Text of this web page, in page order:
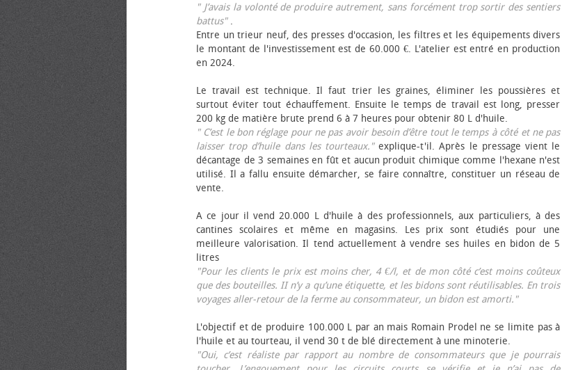
" J’avais la volonté de produire autrement, sans forcément trop sortir des sentiers
battus".
Entre un trieur neuf, des presses d'occasion, les filtres et les équipements divers
le montant de l'investissement est de 60.000 €. L'atelier est entré en production
en 2024.
Le travail est technique. Il faut trier les graines, éliminer les poussières et
surtout éviter tout échauffement. Ensuite le temps de travail est long, presser
200 kg de matière brute prend 6 à 7 heures pour obtenir 80 L d'huile.
" C’est le bon réglage pour ne pas avoir besoin d’être tout le temps à côté et ne pas
laisser trop d’huile dans les tourteaux."explique-t'il. Après le pressage vient le
décantage de 3 semaines en fût et aucun produit chimique comme l'hexane n'est
utilisé. Il a fallu ensuite démarcher, se faire connaître, constituer un réseau de
vente.
A ce jour il vend 20.000 L d'huile à des professionnels, aux particuliers, à des
cantines scolaires et même en magasins. Les prix sont étudiés pour une
meilleure valorisation. Il tend actuellement à vendre ses huiles en bidon de 5
litres
"Pour les clients le prix est moins cher, 4 €/l, et de mon côté c’est moins coûteux
que des bouteilles. II n’y a qu’une étiquette, et les bidons sont réutilisables. En trois
voyages aller-retour de la ferme au consommateur, un bidon est amorti."
L'objectif et de produire 100.000 L par an mais Romain Prodel ne se limite pas à
l'huile et au tourteau, il vend 30 t de blé directement à une minoterie.
"Oui, c’est réaliste par rapport au nombre de consommateurs que je pourrais